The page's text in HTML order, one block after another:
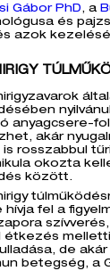
Gábor PhD, a
és
azok
anyagcsere-
akár
rosszabbul
okozta
között.
hívja fel a
étkezés
de
betegség, a